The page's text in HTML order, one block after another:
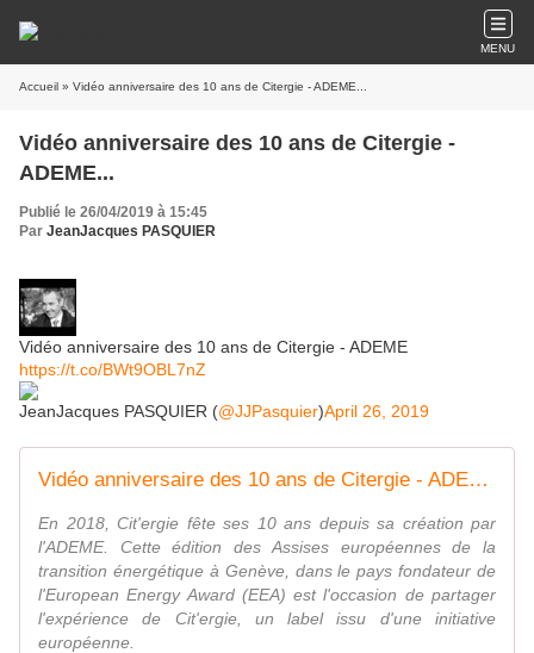
MENU
Accueil » Vidéo anniversaire des 10 ans de Citergie - ADEME...
Vidéo anniversaire des 10 ans de Citergie -
ADEME...
Publié le 26/04/2019 à 15:45
Par JeanJacques PASQUIER
Vidéo anniversaire des 10 ans de Citergie - ADEME
https://t.co/BWt9OBL7nZ
JeanJacques PASQUIER (@JJPasquier)April 26, 2019
Vidéo anniversaire des 10 ans de Citergie - ADEME
En 2018, Cit'ergie fête ses 10 ans depuis sa création par
l'ADEME. Cette édition des Assises européennes de la
transition énergétique à Genève, dans le pays fondateur de
l'European Energy Award (EEA) est l'occasion de partager
l'expérience de Cit'ergie, un label issu d'une initiative
européenne.